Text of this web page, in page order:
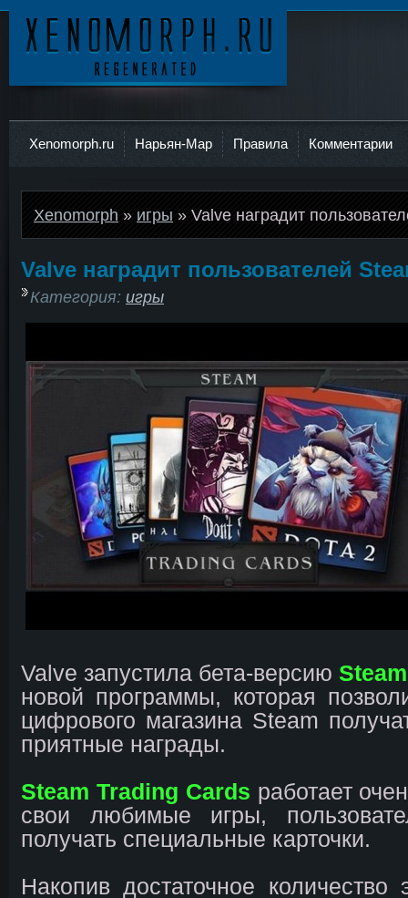
Xenomorph.ru Нарьян-Мар Правила Комментарии
Xenomorph » игры » Valve наградит
Valve наградит пользователей
Категория: игры
Valve запустила бета-версию
новой программы, которая
цифрового магазина Steam
приятные награды.
Steam Trading Cards работает
свои любимые игры,
получать специальные карточки.
Накопив достаточное количество